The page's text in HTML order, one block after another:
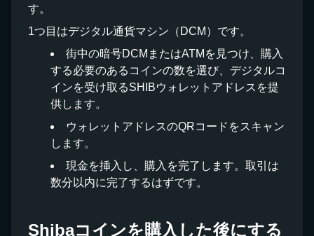
す。
1つ目はデジタル通貨マシン（DCM）です。
街中の暗号DCMまたはATMを見つけ、購入
する必要のあるコインの数を選び、デジタルコ
インを受け取るSHIBウォレットアドレスを提
供します。
ウォレットアドレスのQRコードをスキャン
します。
現金を挿入し、購入を完了します。取引は
数分以内に完了するはずです。
Shibaコインを購入した後にする